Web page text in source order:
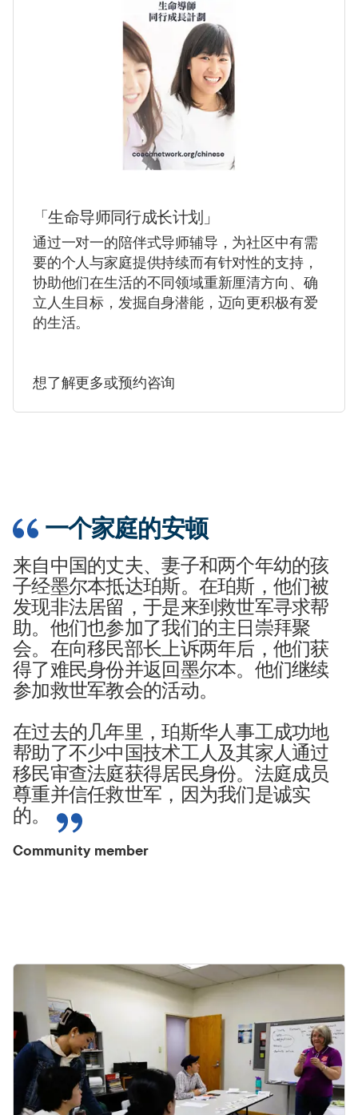
「生命导师同行成长计划」
通过一对一的陪伴式导师辅导，为社区中有需
要的个人与家庭提供持续而有针对性的支持，
协助他们在生活的不同领域重新厘清方向、确
立人生目标，发掘自身潜能，迈向更积极有爱
的生活。
想了解更多或预约咨询
一个家庭的安顿
来自中国的丈夫、妻子和两个年幼的孩
子经墨尔本抵达珀斯。在珀斯，他们被
发现非法居留，于是来到救世军寻求帮
助。他们也参加了我们的主日崇拜聚
会。在向移民部长上诉两年后，他们获
得了难民身份并返回墨尔本。他们继续
参加救世军教会的活动。
在过去的几年里，珀斯华人事工成功地
帮助了不少中国技术工人及其家人通过
移民审查法庭获得居民身份。法庭成员
尊重并信任救世军，因为我们是诚实
的。
Community member